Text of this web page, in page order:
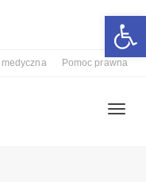
medyczna Pomoc prawna